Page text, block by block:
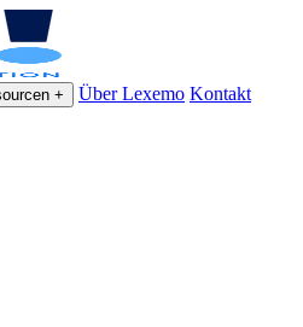
+ Über Lexemo Kontakt